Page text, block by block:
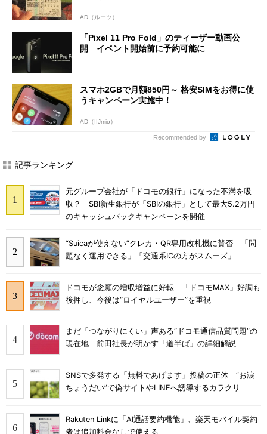
AD（ルーツ）
「Pixel 11 Pro Fold」のティーザー動画公
開 イベント開始前に予約可能に
スマホ2GBで月額850円～ 格安SIMをお得に使
うキャンペーン実施中！
AD（IIJmio）
Recommended by
記事ランキング
元グループ会社が「ドコモの銀行」になった不満を吸
収？ SBI新生銀行が「SBIの銀行」として最大5.2万円
のキャッシュバックキャンペーンを開催
“Suicaが使えない”クレカ・QR専用改札機に賛否 「問
題なく運用できる」「交通系ICの方がスムーズ」
ドコモが念願の増収増益に好転 「ドコモMAX」好調も
後押し、今後は“ロイヤルユーザー”を重視
まだ「つながりにくい」声ある“ドコモ通信品質問題”の
現在地 前田社長が明かす「道半ば」の詳細解説
SNSで多発する「無料であげます」投稿の正体 “お涙
ちょうだい”で偽サイトやLINEへ誘導するカラクリ
Rakuten Linkに「AI通話要約機能」、楽天モバイル契約
者は追加料金なしで使える